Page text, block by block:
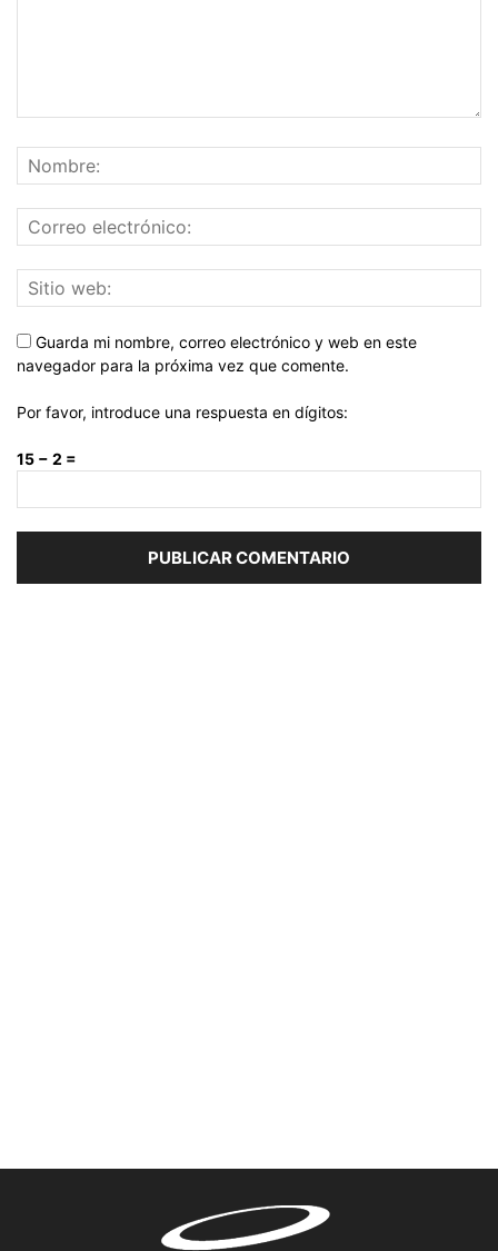
Guarda mi nombre, correo electrónico y web en este
navegador para la próxima vez que comente.
Por favor, introduce una respuesta en dígitos:
15 − 2 =